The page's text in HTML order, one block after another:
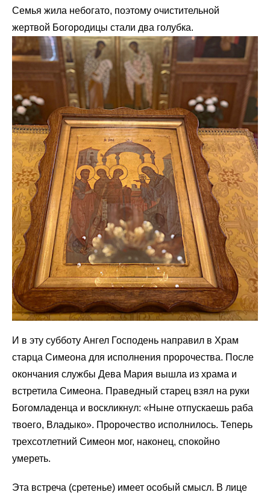
Семья жила небогато, поэтому очистительной
жертвой Богородицы стали два голубка.
И в эту субботу Ангел Господень направил в Храм
старца Симеона для исполнения пророчества. После
окончания службы Дева Мария вышла из храма и
встретила Симеона. Праведный старец взял на руки
Богомладенца и воскликнул: «Ныне отпускаешь раба
твоего, Владыко». Пророчество исполнилось. Теперь
трехсотлетний Симеон мог, наконец, спокойно
умереть.
Эта встреча (сретенье) имеет особый смысл. В лице